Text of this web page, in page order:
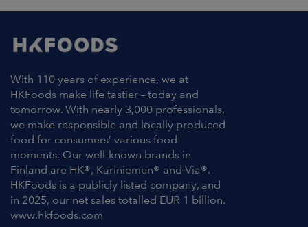
With 110 years of experience, we at
HKFoods make life tastier – today and
tomorrow. With nearly 3,000 professionals,
we make responsible and locally produced
food for consumers’ various food
moments. Our well-known brands in
Finland are HK®, Kariniemen® and Via®.
HKFoods is a publicly listed company, and
in 2025, our net sales totalled EUR 1 billion.
www.hkfoods.com